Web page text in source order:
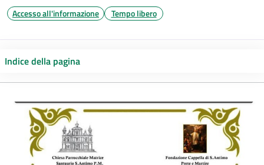
Accesso all'informazione Tempo libero
Indice della pagina